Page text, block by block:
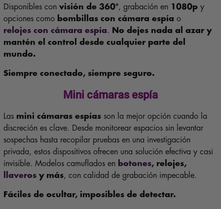
Disponibles con visión de 360°, grabación en 1080py
opciones como bombillas con cámara espía o
relojes con cámara espía.
No dejes nada al azar y
mantén el control desde cualquier parte del
mundo.
Siempre conectado, siempre seguro.
Mini cámaras espía
Las mini cámaras espíasson la mejor opción cuando la
discreción es clave. Desde monitorear espacios sin levantar
sospechas hasta recopilar pruebas en una investigación
privada, estos dispositivos ofrecen una solución efectiva y casi
invisible. Modelos camuflados en botones, relojes,
llaverosy más, con calidad de grabación impecable.
Fáciles de ocultar, imposibles de detectar.